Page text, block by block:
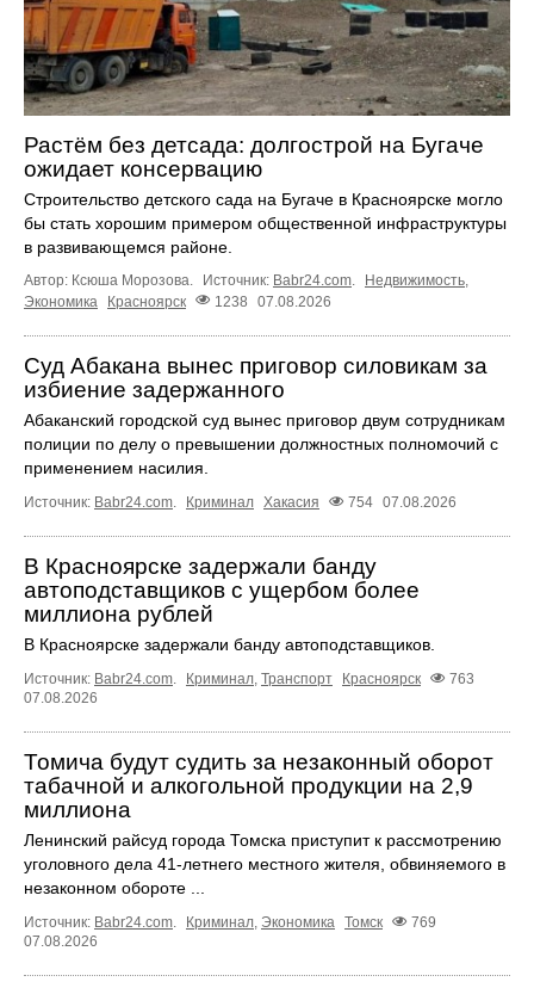
Растём без детсада: долгострой на Бугаче
ожидает консервацию
Строительство детского сада на Бугаче в Красноярске могло
бы стать хорошим примером общественной инфраструктуры
в развивающемся районе.
Автор: Ксюша Морозова. Источник: Babr24.com. Недвижимость,
Экономика
Красноярск 1238 07.08.2026
Суд Абакана вынес приговор силовикам за
избиение задержанного
Абаканский городской суд вынес приговор двум сотрудникам
полиции по делу о превышении должностных полномочий с
применением насилия.
Источник: Babr24.com Криминал Хакасия 754 07.08.2026
В Красноярске задержали банду
автоподставщиков с ущербом более
миллиона рублей
В Красноярске задержали банду автоподставщиков.
Источник: Babr24.com. Криминал, Транспорт Красноярск
763
07.08.2026
Томича будут судить за незаконный оборот
табачной и алкогольной продукции на 2,9
миллиона
Ленинский райсуд города Томска приступит к рассмотрению
уголовного дела 41-летнего местного жителя, обвиняемого в
незаконном обороте ...
Источник: Babr24.com. Криминал, Экономика Томск
769
07.08.2026